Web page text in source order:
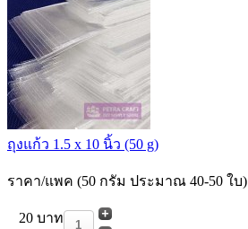
ถุงแก้ว 1.5 x 10 นิ้ว (50 g)
ราคา/แพค (50 กรัม ประมาณ 40-50 ใบ)
20 บาท